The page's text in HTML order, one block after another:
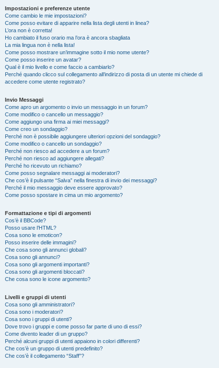
Impostazioni e preferenze utente
Come cambio le mie impostazioni?
Come posso evitare di apparire nella lista degli utenti in linea?
L’ora non è corretta!
Ho cambiato il fuso orario ma l’ora è ancora sbagliata
La mia lingua non è nella lista!
Come posso mostrare un’immagine sotto il mio nome utente?
Come posso inserire un avatar?
Qual è il mio livello e come faccio a cambiarlo?
Perché quando clicco sul collegamento all’indirizzo di posta di un utente mi chiede di
accedere come utente registrato?
Invio Messaggi
Come apro un argomento o invio un messaggio in un forum?
Come modifico o cancello un messaggio?
Come aggiungo una firma ai miei messaggi?
Come creo un sondaggio?
Perché non è possibile aggiungere ulteriori opzioni del sondaggio?
Come modifico o cancello un sondaggio?
Perché non riesco ad accedere a un forum?
Perché non riesco ad aggiungere allegati?
Perché ho ricevuto un richiamo?
Come posso segnalare messaggi ai moderatori?
Che cos’è il pulsante “Salva” nella finestra di invio dei messaggi?
Perché il mio messaggio deve essere approvato?
Come posso spostare in cima un mio argomento?
Formattazione e tipi di argomenti
Cos’è il BBCode?
Posso usare l’HTML?
Cosa sono le emoticon?
Posso inserire delle immagini?
Che cosa sono gli annunci globali?
Cosa sono gli annunci?
Cosa sono gli argomenti importanti?
Cosa sono gli argomenti bloccati?
Che cosa sono le icone argomento?
Livelli e gruppi di utenti
Cosa sono gli amministratori?
Cosa sono i moderatori?
Cosa sono i gruppi di utenti?
Dove trovo i gruppi e come posso far parte di uno di essi?
Come divento leader di un gruppo?
Perché alcuni gruppi di utenti appaiono in colori differenti?
Che cos’è un gruppo di utenti predefinito?
Che cos’è il collegamento “Staff”?